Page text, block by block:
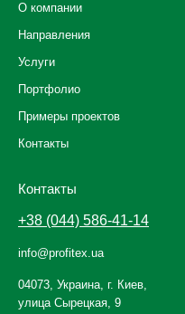
О компании
Направления
Услуги
Портфолио
Примеры проектов
Контакты
Контакты
+38 (044) 586-41-14
info@profitex.ua
04073, Украина, г. Киев,
улица Сырецкая, 9